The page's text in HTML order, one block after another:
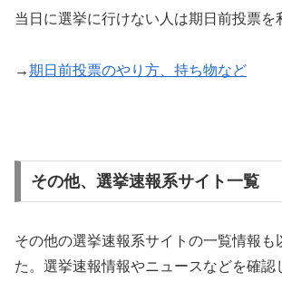
当日に選挙に行けない人は期日前投票を
→期日前投票のやり方、持ち物など
その他、選挙速報系サイト一覧
その他の選挙速報系サイトの一覧情報も
た。選挙速報情報やニュースなどを確認